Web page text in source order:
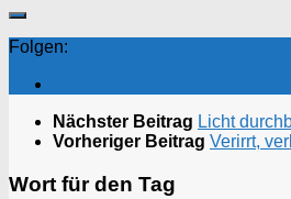
Folgen:
Nächster Beitrag Licht
Vorheriger Beitrag Verirrt,
Wort für den Tag